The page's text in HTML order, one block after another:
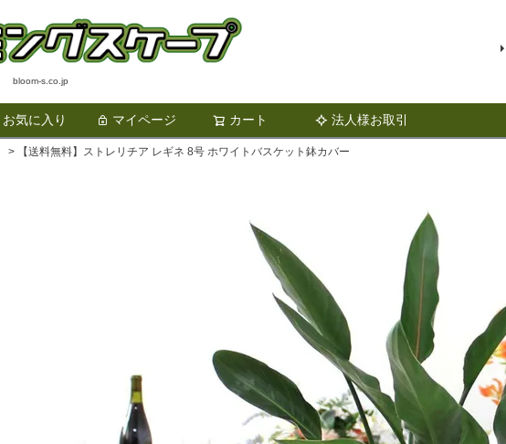
bloom-s.co.jp
お気に入り マイページ カート 法人様お取引
検索
【送料無料】ストレリチア レギネ 8号 ホワイトバスケット鉢カバー